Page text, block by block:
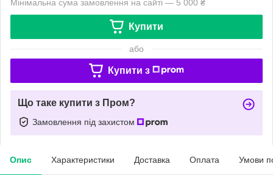
Мінімальна сума замовлення на сайті — 5 000 ₴
Купити
або
Купити з
Що таке купити з Пром?
Замовлення під захистом
Опис Характеристики Доставка Оплата Умови